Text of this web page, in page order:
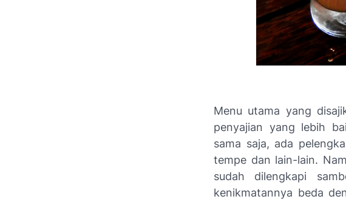
Menu utama yang
penyajian yang lebih
sama saja, ada
tempe dan lain-lain.
sudah dilengkapi
kenikmatannya beda